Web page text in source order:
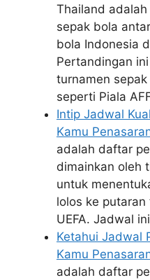
Thailand
sepak bola
bola Indonesia
Pertandingan
turnamen
seperti Piala
Intip Jadwal
Kamu
adalah daftar
dimainkan oleh
untuk
lolos ke putaran
UEFA. Jadwal
Ketahui Jadwal
Kamu
adalah daftar